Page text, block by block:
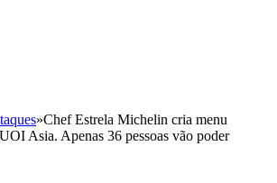
»Chef Estrela Michelin cria menu
Asia. Apenas 36 pessoas vão poder